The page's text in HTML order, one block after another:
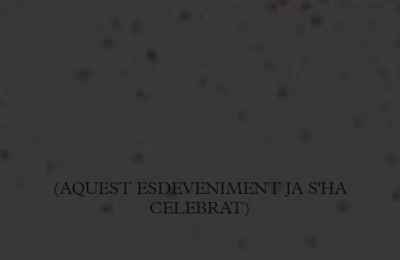
(AQUEST ESDEVENIMENT JA S'HA
CELEBRAT)